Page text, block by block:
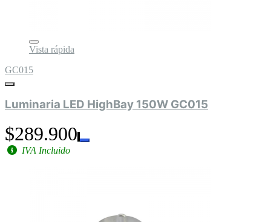
Vista rápida
GC015
Luminaria LED HighBay 150W GC015
$289.900
IVA Incluido